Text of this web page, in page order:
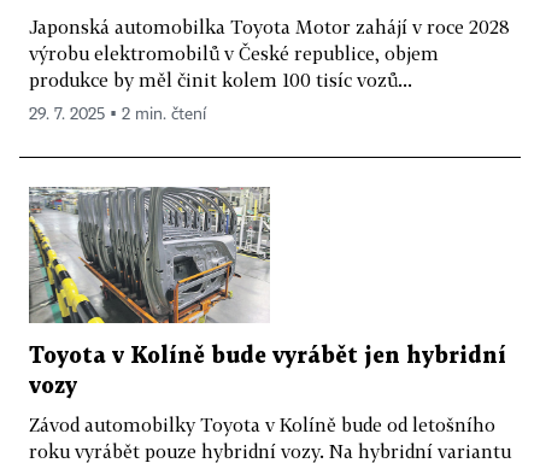
Japonská automobilka Toyota Motor zahájí v roce 2028
výrobu elektromobilů v České republice, objem
produkce by měl činit kolem 100 tisíc vozů...
29. 7. 2025 ▪ 2 min. čtení
Toyota v Kolíně bude vyrábět jen hybridní
vozy
Závod automobilky Toyota v Kolíně bude od letošního
roku vyrábět pouze hybridní vozy. Na hybridní variantu